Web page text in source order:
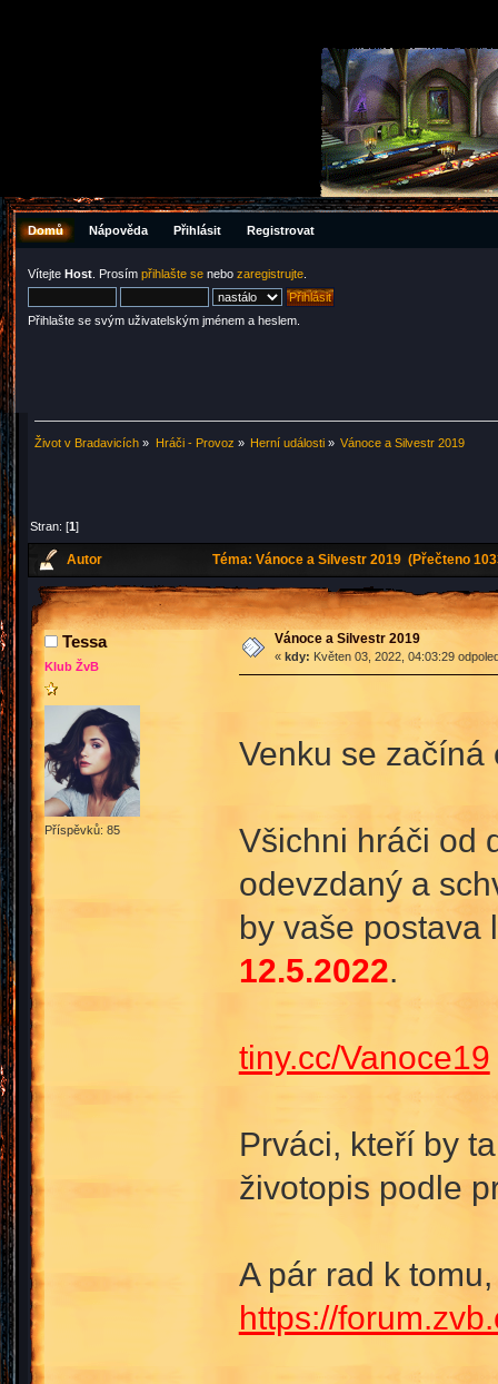
Domů Nápověda Přihlásit Registrovat
Vítejte Host . Prosím přihlašte se nebo zaregistrujte
Přihlašte se svým uživatelským jménem a heslem.
Život v Bradavicích » Hráči - Provoz » Herní události» Vánoce a Silvestr 2019
Stran: [1]
Autor Téma: Vánoce a Silvestr 2019 (Přečteno
Tessa
Klub ŽvB
Příspěvků: 85
Vánoce a Silvestr 2019
« kdy: Květen 03, 2022, 04:03:29
Venku se
Všichni hráči od
odevzdaný a
by vaše
12.5.2022.
tiny.cc/Vanoce19
Prváci, kteří by
životopis podle
A pár rad k
https://